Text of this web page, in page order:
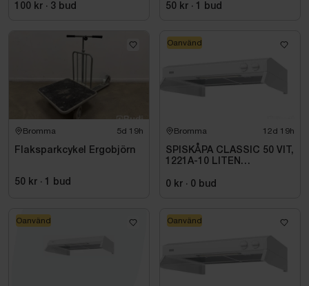
100 kr · 3 bud
INKL. XENIO WIFI
50 kr · 1 bud
Bromma 5d 19h
Flaksparkcykel Ergobjörn
50 kr · 1 bud
Bromma 12d 19h
SPISKÅPA CLASSIC 50 VIT,
1221A-10 LITEN
0 kr · 0 bud
Oanvänd
Oanvänd Oanvänd